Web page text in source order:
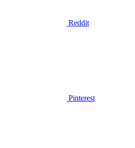
Reddit
Pinterest